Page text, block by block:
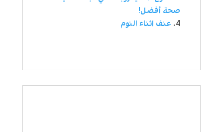
صحة أفضل!
عنف اثناء النوم